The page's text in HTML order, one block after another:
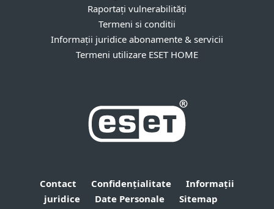
Raportați vulnerabilități
Termeni si conditii
Informații juridice abonamente & servicii
Termeni utilizare ESET HOME
Contact Confidențialitate
Informații
juridice
Date Personale Sitemap